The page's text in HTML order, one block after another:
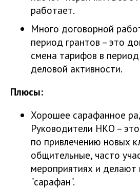
работает.
Много договорной
период грантов – это
смена тарифов в
деловой активности.
Плюсы:
Хорошее сарафанное
Руководители НКО –
по привлечению новых
общительные, часто
мероприятиях и
"сарафан".